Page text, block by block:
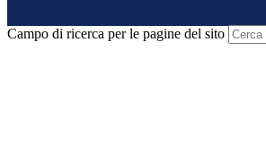
Campo di ricerca per le pagine del sito